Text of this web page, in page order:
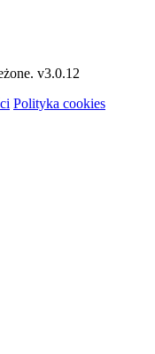
v3.0.12
Polityka cookies